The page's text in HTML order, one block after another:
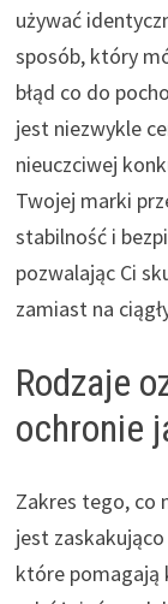
używać
sposób, który
błąd co do
jest niezwykle
nieuczciwej
Twojej marki
stabilność i
pozwalając Ci
zamiast na
Rodzaje
ochronie
Zakres tego, co
jest
które